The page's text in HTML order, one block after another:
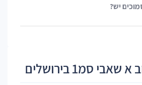
יש?
סמ1 בירושלים